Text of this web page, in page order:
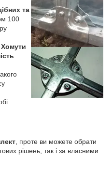
та
100
Хомути
, проте ви можете обрати
рішень, так і за власними